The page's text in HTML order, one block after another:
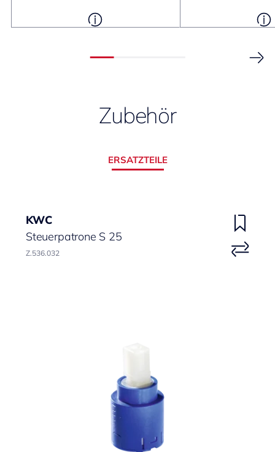
Zubehör
ERSATZTEILE
KWC
Steuerpatrone S 25
Z.536.032